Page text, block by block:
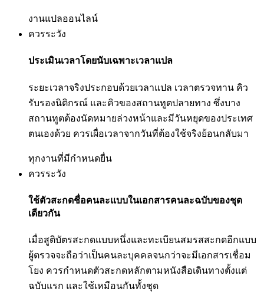
งานแปลออนไลน์
ควรระวัง
ประเมินเวลาโดยนับเฉพาะเวลาแปล
ระยะเวลาจริงประกอบด้วยเวลาแปล เวลาตรวจทาน คิว
รับรองนิติกรณ์ และคิวของสถานทูตปลายทาง ซึ่งบาง
สถานทูตต้องนัดหมายล่วงหน้าและมีวันหยุดของประเทศ
ตนเองด้วย ควรเผื่อเวลาจากวันที่ต้องใช้จริงย้อนกลับมา
ทุกงานที่มีกำหนดยื่น
ควรระวัง
ใช้ตัวสะกดชื่อคนละแบบในเอกสารคนละฉบับของชุด
เดียวกัน
เมื่อสูติบัตรสะกดแบบหนึ่งและทะเบียนสมรสสะกดอีกแบบ
ผู้ตรวจจะถือว่าเป็นคนละบุคคลจนกว่าจะมีเอกสารเชื่อม
โยง ควรกำหนดตัวสะกดหลักตามหนังสือเดินทางตั้งแต่
ฉบับแรก และใช้เหมือนกันทั้งชุด